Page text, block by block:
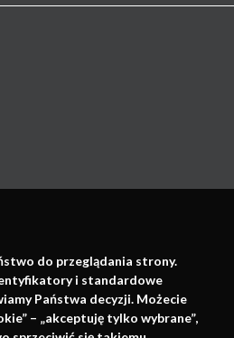
do przeglądania strony.
i standardowe
Państwa decyzji. Możecie
– „akceptuję tylko wybrane”,